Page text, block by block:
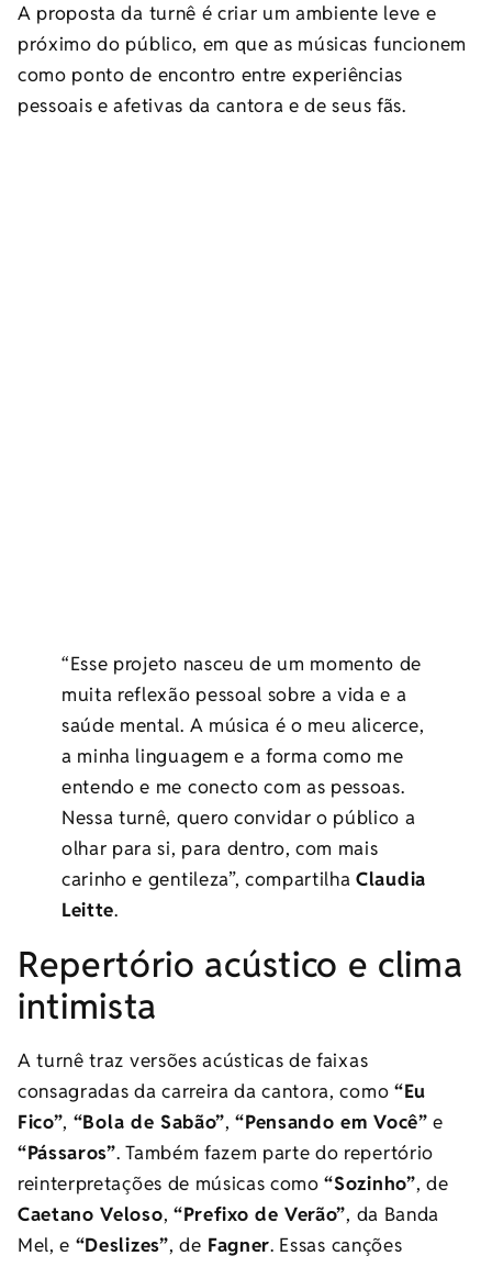
A proposta da turnê é criar um ambiente leve e
próximo do público, em que as músicas funcionem
como ponto de encontro entre experiências
pessoais e afetivas da cantora e de seus fãs.
“Esse projeto nasceu de um momento de
muita reflexão pessoal sobre a vida e a
saúde mental. A música é o meu alicerce,
a minha linguagem e a forma como me
entendo e me conecto com as pessoas.
Nessa turnê, quero convidar o público a
olhar para si, para dentro, com mais
carinho e gentileza”, compartilhaClaudia
Leitte.
Repertório acústico e clima
intimista
A turnê traz versões acústicas de faixas
consagradas da carreira da cantora, como “Eu
Fico”, “Bola de Sabão”,“Pensando em Você” e
“Pássaros”. Também fazem parte do repertório
reinterpretações de músicas como“Sozinho”, de
Caetano Veloso, “Prefixo de Verão”, da Banda
Mel, e “Deslizes”, de Fagner. Essas canções